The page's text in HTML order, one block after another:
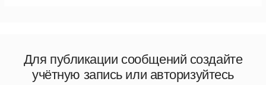
Для публикации сообщений создайте
учётную запись или авторизуйтесь